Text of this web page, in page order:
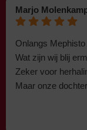
Marjo
Onlangs
Wat zijn wij blij
Zeker voor
Maar onze